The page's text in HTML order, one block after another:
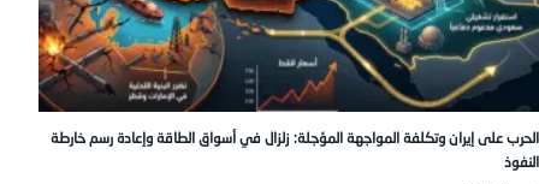
الحرب على إيران وتكلفة المواجهة المؤجلة: زلزال في أسواق الطاقة وإعادة رسم خارطة
النفوذ